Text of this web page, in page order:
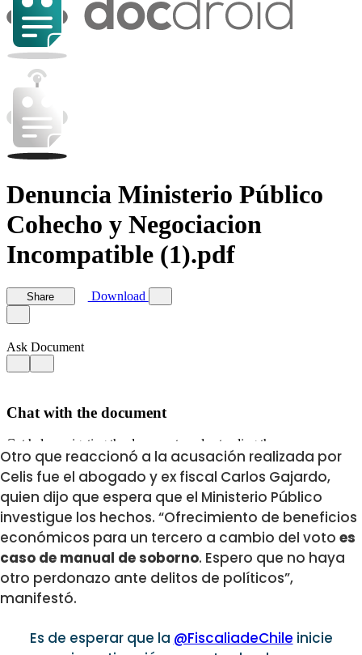
Otro que reaccionó a la acusación realizada por
Celis fue el abogado y ex fiscal Carlos Gajardo,
quien dijo que espera que el Ministerio Público
investigue los hechos. “Ofrecimiento de beneficios
económicos para un tercero a cambio del voto es
caso de manual de soborno. Espero que no haya
otro perdonazo ante delitos de políticos”,
manifestó.
Es de esperar que la @FiscaliadeChile inicie